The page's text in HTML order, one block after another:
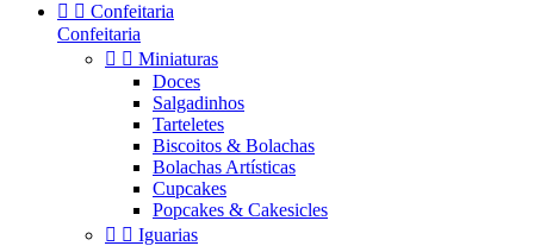
  Confeitaria
Confeitaria
  Miniaturas
Doces
Salgadinhos
Tarteletes
Biscoitos & Bolachas
Bolachas Artísticas
Cupcakes
Popcakes & Cakesicles
  Iguarias